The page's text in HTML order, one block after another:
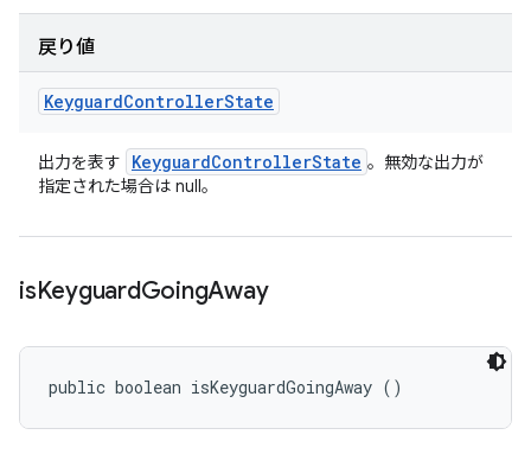
戻り値
KeyguardControllerState
出力を表す KeyguardControllerState 。無効な出力が
指定された場合は null。
isKeyguardGoingAway
public boolean isKeyguardGoingAway ()